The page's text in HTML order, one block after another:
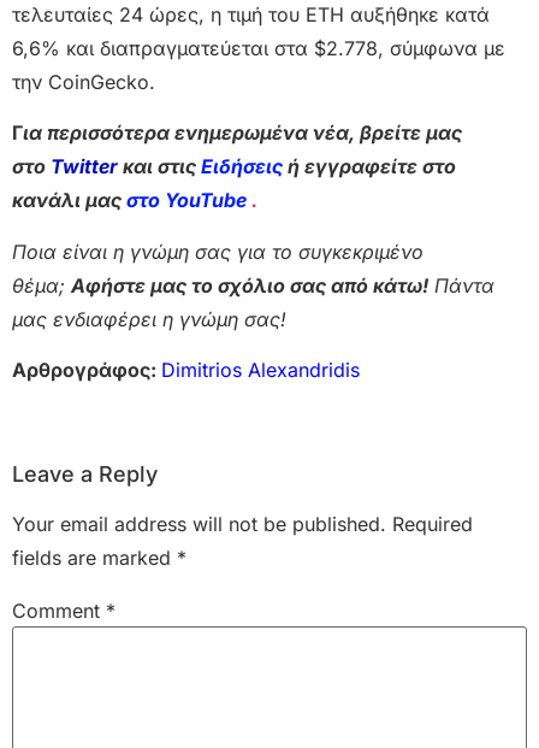
τελευταίες 24 ώρες, η τιμή του ETH αυξήθηκε κατά
6,6% και διαπραγματεύεται στα $2.778, σύμφωνα με
την CoinGecko.
Για περισσότερα ενημερωμένα νέα, βρείτε μας
στο Twitter και στις Ειδήσεις ή εγγραφείτε στο
κανάλι μας στο YouTube .
Ποια είναι η γνώμη σας για το συγκεκριμένο
θέμα; Αφήστε μας το σχόλιο σας από κάτω! Πάντα
μας ενδιαφέρει η γνώμη σας!
Αρθρογράφος: Dimitrios Alexandridis
Leave a Reply
Your email address will not be published. Required
fields are marked *
Comment *